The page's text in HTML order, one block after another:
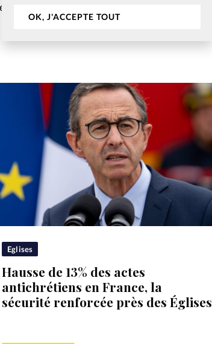
OK, J'ACCEPTE TOUT
pas communiqué leurs données».
Eglises
Hausse de 13% des actes
antichrétiens en France, la
sécurité renforcée près des Églises